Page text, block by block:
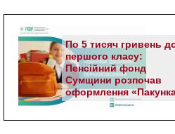
По 5 тисяч гривень
першого класу:
Пенсійний фонд
Сумщини розпочав
оформлення
школяра»